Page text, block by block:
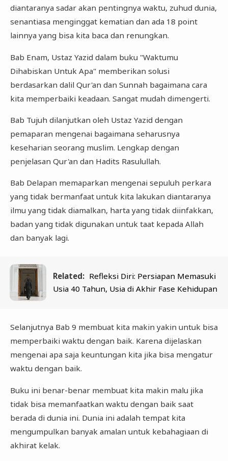
diantaranya sadar akan pentingnya waktu, zuhud dunia,
senantiasa menginggat kematian dan ada 18 point
lainnya yang bisa kita baca dan renungkan.
Bab Enam, Ustaz Yazid dalam buku "Waktumu
Dihabiskan Untuk Apa" memberikan solusi
berdasarkan dalil Qur'an dan Sunnah bagaimana cara
kita memperbaiki keadaan. Sangat mudah dimengerti.
Bab Tujuh dilanjutkan oleh Ustaz Yazid dengan
pemaparan mengenai bagaimana seharusnya
keseharian seorang muslim. Lengkap dengan
penjelasan Qur'an dan Hadits Rasulullah.
Bab Delapan memaparkan mengenai sepuluh perkara
yang tidak bermanfaat untuk kita lakukan diantaranya
ilmu yang tidak diamalkan, harta yang tidak diinfakkan,
badan yang tidak digunakan untuk taat kepada Allah
dan banyak lagi.
Related: Refleksi Diri: Persiapan Memasuki
Usia 40 Tahun, Usia di Akhir Fase Kehidupan
Selanjutnya Bab 9 membuat kita makin yakin untuk bisa
memperbaiki waktu dengan baik. Karena dijelaskan
mengenai apa saja keuntungan kita jika bisa mengatur
waktu dengan baik.
Buku ini benar-benar membuat kita makin malu jika
tidak bisa memanfaatkan waktu dengan baik saat
berada di dunia ini. Dunia ini adalah tempat kita
mengumpulkan banyak amalan untuk kebahagiaan di
akhirat kelak.